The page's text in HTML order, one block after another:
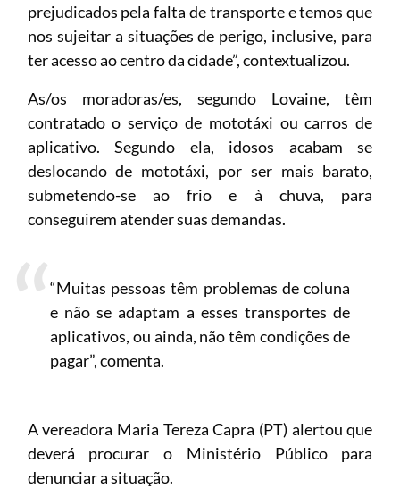
prejudicados pela falta de transporte e temos que
nos sujeitar a situações de perigo, inclusive, para
ter acesso ao centro da cidade”, contextualizou.
As/os moradoras/es, segundo Lovaine, têm
contratado o serviço de mototáxi ou carros de
aplicativo. Segundo ela, idosos acabam se
deslocando de mototáxi, por ser mais barato,
submetendo-se ao frio e à chuva, para
conseguirem atender suas demandas.
“Muitas pessoas têm problemas de coluna
e não se adaptam a esses transportes de
aplicativos, ou ainda, não têm condições de
pagar”, comenta.
A vereadora Maria Tereza Capra (PT) alertou que
deverá procurar o Ministério Público para
denunciar a situação.